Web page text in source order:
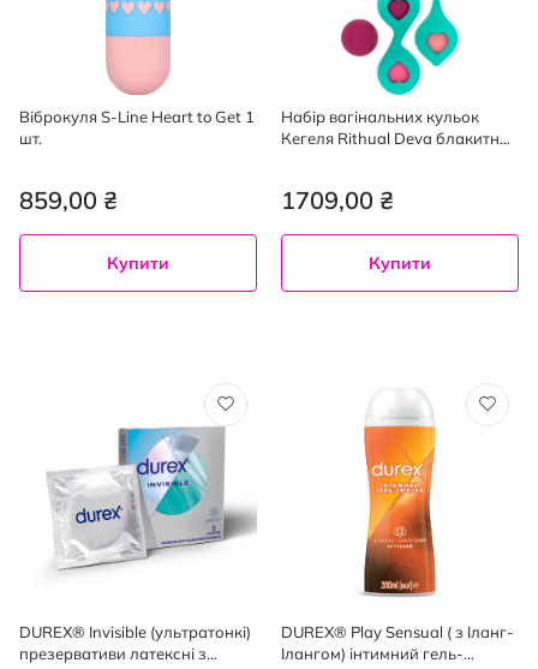
Віброкуля S-Line Heart to Get 1
шт.
859,00 ₴
Купити
Набір вагінальних кульок
Кегеля Rithual Deva блакитний
1709,00 ₴
Купити
DUREX® Invisible (ультратонкі)
презервативи латексні з
DUREX® Play Sensual ( з Іланг-
Ілангом) інтимний гель-